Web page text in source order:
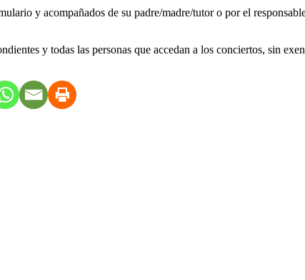
y acompañados de su padre/madre/tutor o por el
y todas las personas que accedan a los conciertos, sin